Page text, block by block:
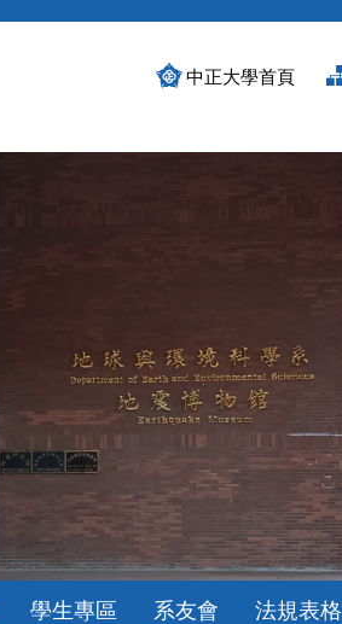
中正大學首頁
學生專區 系友會 法規表格